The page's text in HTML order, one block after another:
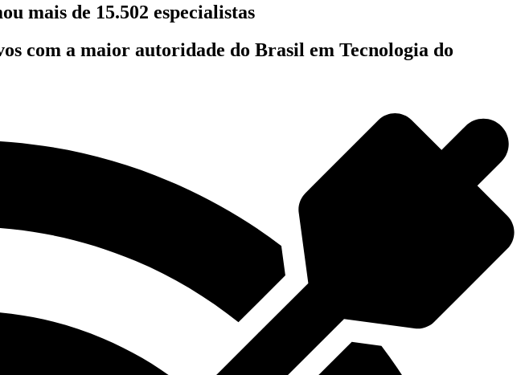
mais de 15.502 especialistas
com a maior autoridade do Brasil em Tecnologia do